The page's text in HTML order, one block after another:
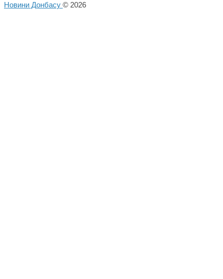
Новини Донбасу © 2026